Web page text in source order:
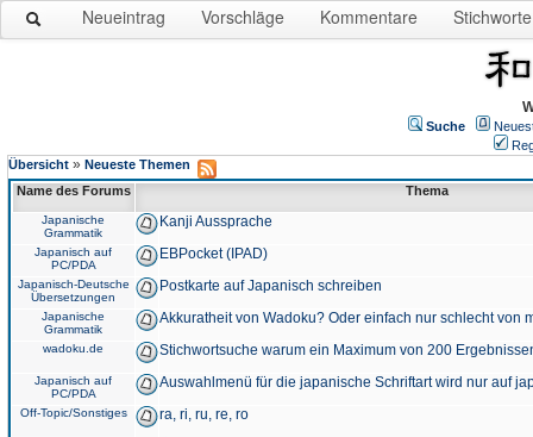
Neueintrag Vorschläge Kommentare Stichworte
Suche
Übersicht » Neueste Themen
Name des Forums
Thema
Japanische
Grammatik
Kanji Aussprache
Japanisch auf
PC/PDA
EBPocket (IPAD)
Japanisch-Deutsche
Übersetzungen
Postkarte auf Japanisch schreiben
Japanische
Grammatik
Akkuratheit von Wadoku? Oder einfach nur schlecht von
wadoku.de Stichwortsuche warum ein Maximum von 200
Japanisch auf
PC/PDA
Auswahlmenü für die japanische Schriftart wird nur auf
Off-Topic/Sonstiges ra, ri, ru, re, ro